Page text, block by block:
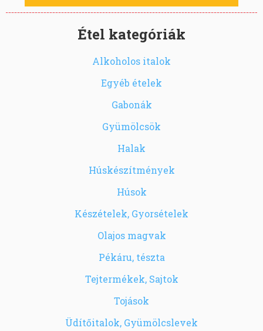
Étel kategóriák
Alkoholos italok
Egyéb ételek
Gabonák
Gyümölcsök
Halak
Húskészítmények
Húsok
Készételek, Gyorsételek
Olajos magvak
Pékáru, tészta
Tejtermékek, Sajtok
Tojások
Üdítőitalok, Gyümölcslevek